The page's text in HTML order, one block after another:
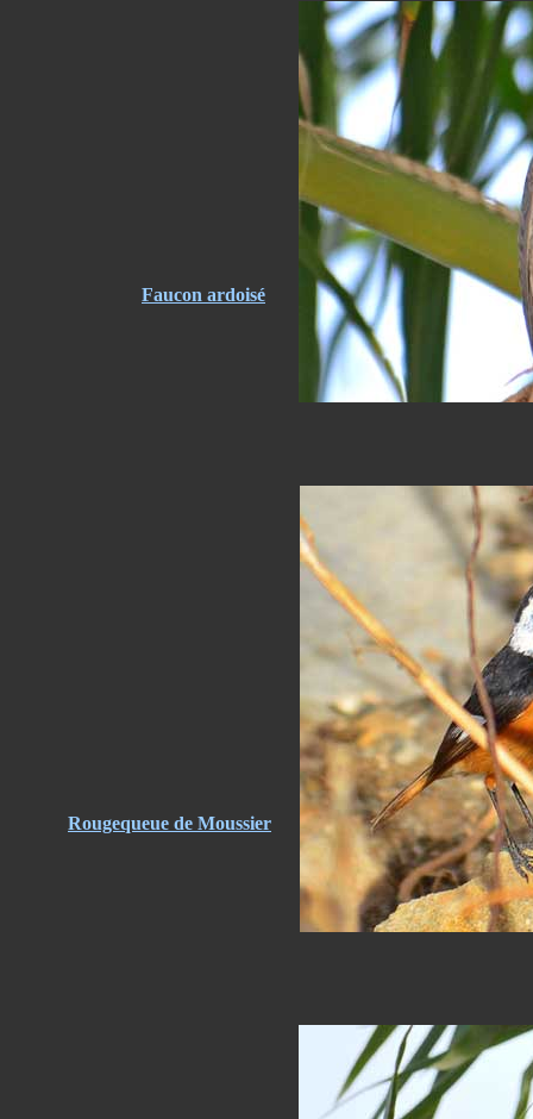
Faucon ardoisé
Rougequeue de Moussier